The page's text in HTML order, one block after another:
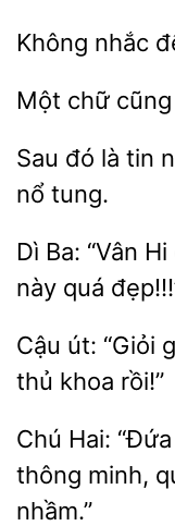
Một
đó là tin
nổ tung.
Dì Ba: “Vân Hi
quá
Cậu út: “Giỏi
thủ khoa
Chú Hai:
minh,
nhầm.”